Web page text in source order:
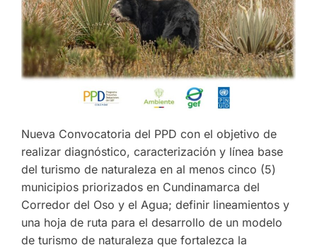
Nueva Convocatoria del PPD con el objetivo de
realizar diagnóstico, caracterización y línea base
del turismo de naturaleza en al menos cinco (5)
municipios priorizados en Cundinamarca del
Corredor del Oso y el Agua; definir lineamientos y
una hoja de ruta para el desarrollo de un modelo
de turismo de naturaleza que fortalezca la